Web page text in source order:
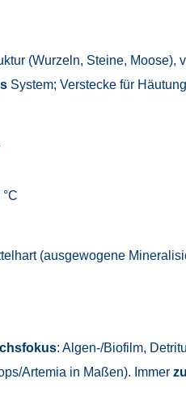
(Wurzeln, Steine, Moose),
System; Verstecke für
(ausgewogene
: Algen-/Biofilm,
Artemia in Maßen). Immer